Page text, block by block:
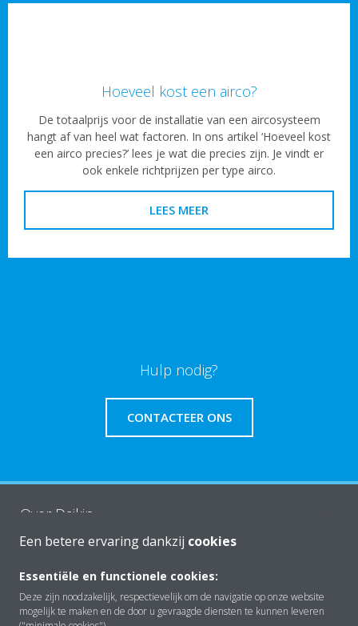
Hoeveel kost een airco?
De totaalprijs voor de installatie van een aircosysteem
hangt af van heel wat factoren. In ons artikel ‘Hoeveel kost
een airco precies?’ lees je wat die precies zijn. Je vindt er
ook enkele richtprijzen per type airco.
LEES MEER
Hulp nodig?
CONTACTEER ONS
Over Daikin
Oplossingen
Een betere ervaring dankzij cookies
Essentiële en functionele cookies:
Deze zijn noodzakelijk, respectievelijk om de navigatie op onze website
mogelijk te maken en de door u gevraagde diensten te kunnen leveren